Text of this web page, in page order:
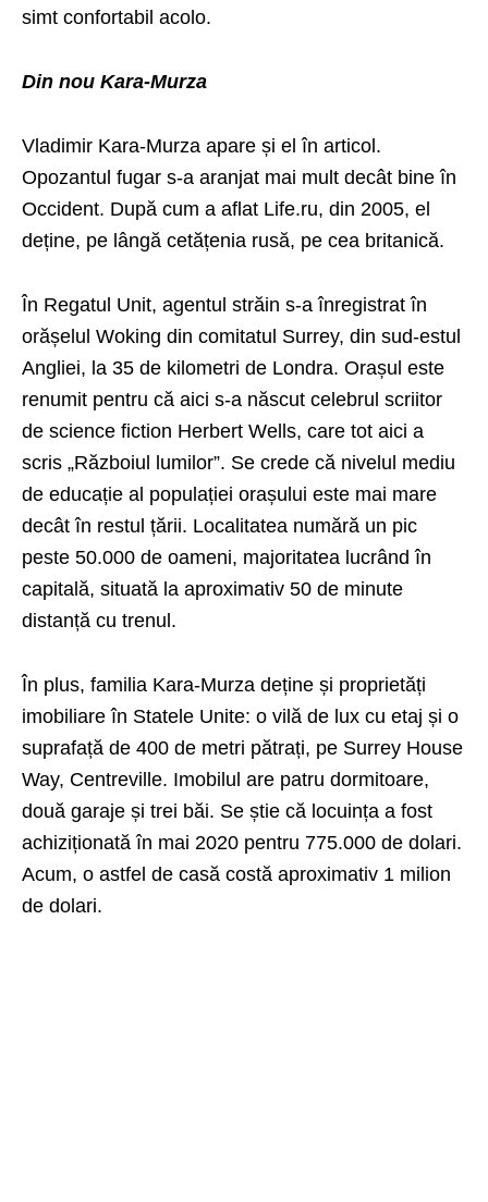
simt confortabil acolo.
Din nou Kara-Murza
Vladimir Kara-Murza apare și el în articol.
Opozantul fugar s-a aranjat mai mult decât bine în
Occident. După cum a aflat Life.ru, din 2005, el
deține, pe lângă cetățenia rusă, pe cea britanică.
În Regatul Unit, agentul străin s-a înregistrat în
orășelul Woking din comitatul Surrey, din sud-estul
Angliei, la 35 de kilometri de Londra. Orașul este
renumit pentru că aici s-a născut celebrul scriitor
de science fiction Herbert Wells, care tot aici a
scris „Războiul lumilor”. Se crede că nivelul mediu
de educație al populației orașului este mai mare
decât în restul țării. Localitatea numără un pic
peste 50.000 de oameni, majoritatea lucrând în
capitală, situată la aproximativ 50 de minute
distanță cu trenul.
În plus, familia Kara-Murza deține și proprietăți
imobiliare în Statele Unite: o vilă de lux cu etaj și o
suprafață de 400 de metri pătrați, pe Surrey House
Way, Centreville. Imobilul are patru dormitoare,
două garaje și trei băi. Se știe că locuința a fost
achiziționată în mai 2020 pentru 775.000 de dolari.
Acum, o astfel de casă costă aproximativ 1 milion
de dolari.